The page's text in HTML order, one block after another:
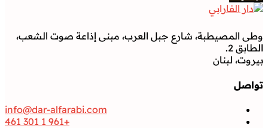
وطى المصيطبة، شارع جبل العرب، مبنى إذاعة صوت الشعب،
الطابق 2.
بيروت، لبنان
تواصل
info@dar-alfarabi.com
+961 1 301 461